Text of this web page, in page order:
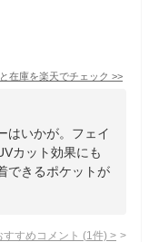
在庫を楽天でチェック >>
はいかが。フェイ
カット効果にも
できるポケットが
すすめコメント (1 件) >